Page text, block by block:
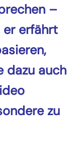
–
er erfährt
dazu auch
zu